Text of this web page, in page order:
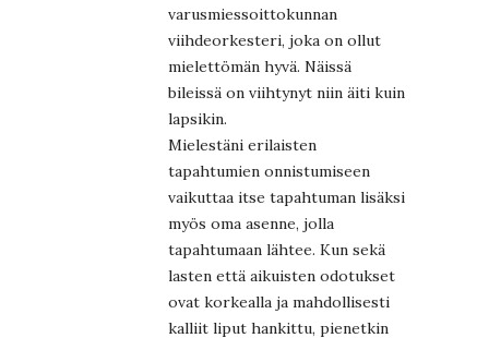
varusmiessoittokunnan
viihdeorkesteri, joka on ollut
mielettömän hyvä. Näissä
bileissä on viihtynyt niin äiti kuin
lapsikin.
Mielestäni erilaisten
tapahtumien onnistumiseen
vaikuttaa itse tapahtuman lisäksi
myös oma asenne, jolla
tapahtumaan lähtee. Kun sekä
lasten että aikuisten odotukset
ovat korkealla ja mahdollisesti
kalliit liput hankittu, pienetkin